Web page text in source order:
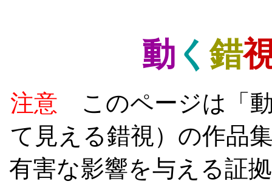
動 く錯
注意
このページは「
て見える錯視）の作品
有害な影響を与える証